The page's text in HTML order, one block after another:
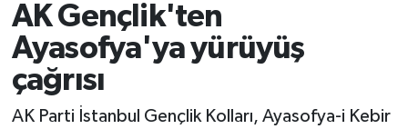
AK Gençlik'ten
Ayasofya'ya yürüyüş
çağrısı
AK Parti İstanbul Gençlik Kolları, Ayasofya-i Kebir
DÜNYA
SPOR
MAGAZİN
Süper Lig Puan Durumu ve Fikstür
Tüm Manşetler
Son Dakika Haberleri